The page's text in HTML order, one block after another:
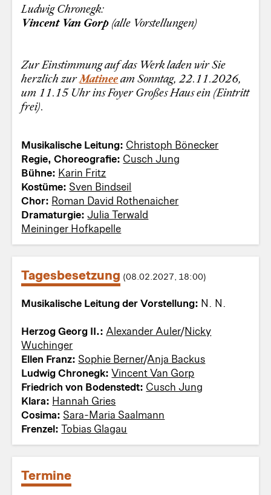
Ludwig Chronegk:
Vincent Van Gorp(alle Vorstellungen)
Zur Einstimmung auf das Werk laden wir Sie
herzlich zurMatineeam Sonntag, 22.11.2026,
um 11.15 Uhr ins Foyer Großes Haus ein (Eintritt
frei).
Musikalische Leitung: Christoph Bönecker
Regie, Choreografie: Cusch Jung
Bühne: Karin Fritz
Kostüme: Sven Bindseil
Chor: Roman David Rothenaicher
Dramaturgie:Julia Terwald
Meininger Hofkapelle
Tagesbesetzung (08.02.2027, 18:00)
Musikalische Leitung der Vorstellung: N. N.
Herzog Georg II.:Alexander Auler/Nicky
Wuchinger
Ellen Franz: Sophie Berner/Anja Backus
Ludwig Chronegk:Vincent Van Gorp
Friedrich von Bodenstedt: Cusch Jung
Klara: Hannah Gries
Cosima: Sara-Maria Saalmann
Frenzel:Tobias Glagau
Termine